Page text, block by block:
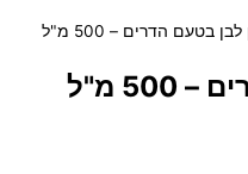
בטעם הדרים – 500 מ"ל
מ"ל